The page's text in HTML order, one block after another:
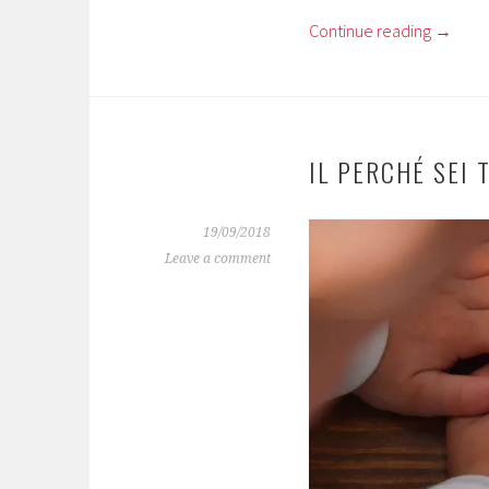
Continue reading →
IL PERCHÉ SEI
19/09/2018
Leave a comment